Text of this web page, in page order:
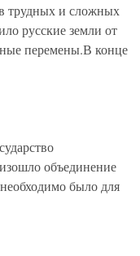
в трудных и сложных
русские земли от
перемены.В конце
объединение
было для